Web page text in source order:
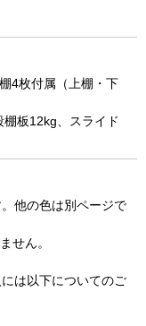
4枚付属（上棚・下
板12kg、スライド
他の色は別ページで
せん。
には以下についてのご